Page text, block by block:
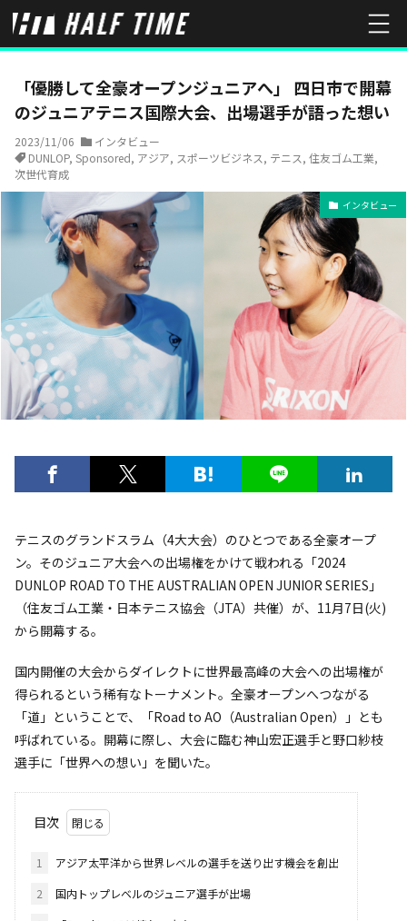
HOME インタビュー 「優勝して全豪オープンジュニアへ」 四日市
「優勝して全豪オープンジュニアへ」 四日市で開幕
のジュニアテニス国際大会、出場選手が語った想い
2023/11/06
インタビュー
DUNLOP, Sponsored, アジア, スポーツビジネス, テニス, 住友ゴム工業,
次世代育成
インタビュー
テニスのグランドスラム（4大大会）のひとつである全豪オープ
ン。そのジュニア大会への出場権をかけて戦われる「2024
DUNLOP ROAD TO THE AUSTRALIAN OPEN JUNIOR SERIES」
（住友ゴム工業・日本テニス協会（JTA）共催）が、11月7日(火)
から開幕する。
国内開催の大会からダイレクトに世界最高峰の大会への出場権が
得られるという稀有なトーナメント。全豪オープンへつながる
「道」ということで、「Road to AO（Australian Open）」とも
呼ばれている。開幕に際し、大会に臨む神山宏正選手と野口紗枝
選手に「世界への想い」を聞いた。
目次
1
アジア太平洋から世界レベルの選手を送り出す機会を創出
2
国内トップレベルのジュニア選手が出場